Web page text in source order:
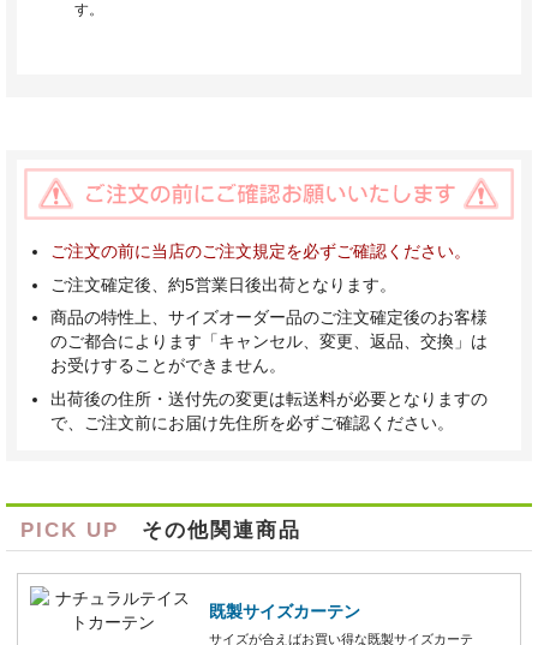
す。
ご注文の前に当店のご注文規定を必ずご確認ください。
ご注文確定後、約5営業日後出荷となります。
商品の特性上、サイズオーダー品のご注文確定後のお客様
のご都合によります「キャンセル、変更、返品、交換」は
お受けすることができません。
出荷後の住所・送付先の変更は転送料が必要となりますの
で、ご注文前にお届け先住所を必ずご確認ください。
PICK UP その他関連商品
既製サイズカーテン
サイズが合えばお買い得な既製サイズカーテ